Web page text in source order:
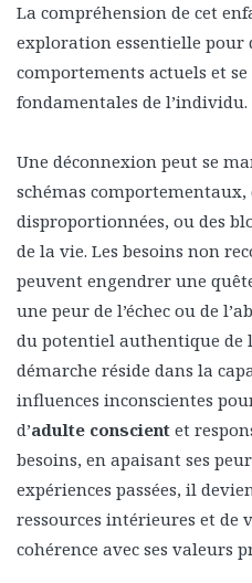
La compréhension de cet
exploration essentielle pour
comportements actuels et
fondamentales de l’individu.
Une déconnexion peut se
schémas
disproportionnées, ou des
de la vie. Les besoins non
peuvent engendrer une
une peur de l’échec ou de
du potentiel authentique de
démarche réside dans la
influences inconscientes
d’adulte conscient et
besoins, en apaisant ses
expériences passées, il
ressources intérieures et de
cohérence avec ses valeurs